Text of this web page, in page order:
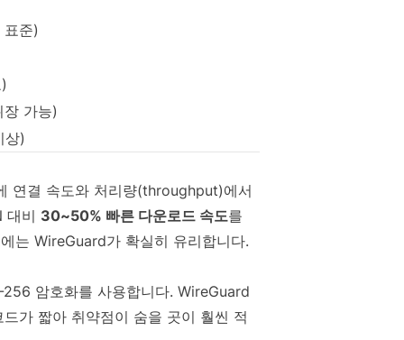
준)
가능)
상)
연결 속도와 처리량(throughput)에서
대비 30~50% 빠른 다운로드 속도를
는 WireGuard가 확실히 유리합니다.
암호화를 사용합니다. WireGuard
가 짧아 취약점이 숨을 곳이 훨씬 적